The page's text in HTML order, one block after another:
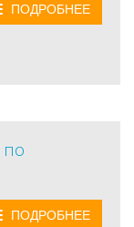
ПОДРОБНЕЕ
по
ПОДРОБНЕЕ